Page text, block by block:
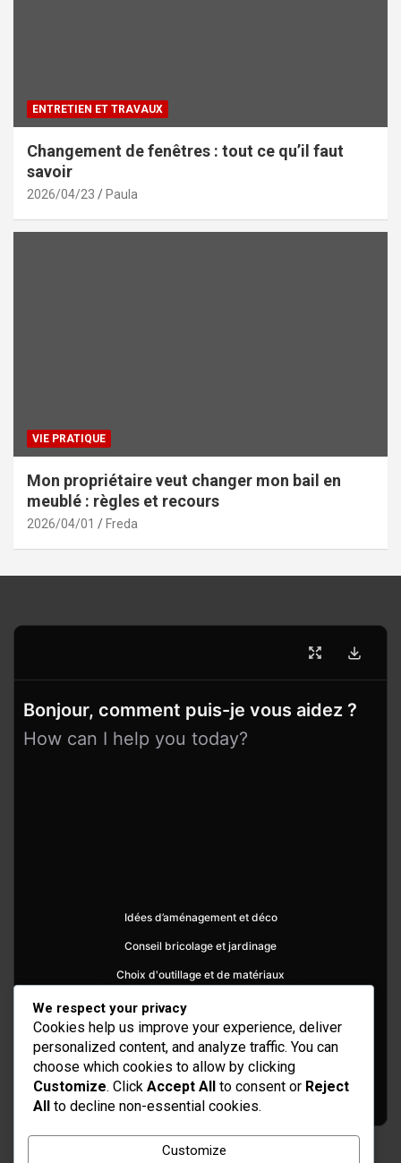
ENTRETIEN ET TRAVAUX
Changement de fenêtres : tout ce qu’il faut
savoir
2026/04/23 Paula
VIE PRATIQUE
Mon propriétaire veut changer mon bail en
meublé : règles et recours
2026/04/01 Freda
Bonjour, comment puis-je vous aidez ?
How can I help you today?
Idées d’aménagement et déco
Conseil bricolage et jardinage
Choix d'outillage et de matériaux
We respect your privacy
Cookies help us improve your experience, deliver
personalized content, and analyze traffic. You can
choose which cookies to allow by clicking
Customize. Click Accept All to consent or Reject
All to decline non-essential cookies.
Customize